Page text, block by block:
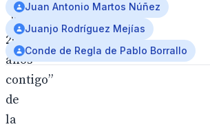
“Rocío,
20
años
contigo”
de
la
Juan Antonio Martos Núñez
Juanjo Rodríguez Mejías
Conde de Regla de Pablo Borrallo